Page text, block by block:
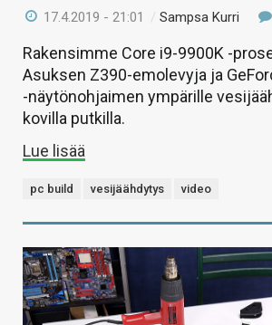
17.4.2019 - 21:01 /Sampsa Kurri
Rakensimme Core i9-9900K -
Asuksen Z390-emolevyja ja
-näytönohjaimen ympärille
kovilla putkilla.
Lue lisää
pc build vesijäähdytys video